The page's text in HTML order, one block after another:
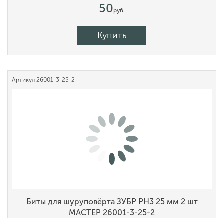
50руб.
Купить
Артикул 26001-3-25-2
Биты для шуруповёрта ЗУБР PH3 25 мм 2 шт
МАСТЕР 26001-3-25-2